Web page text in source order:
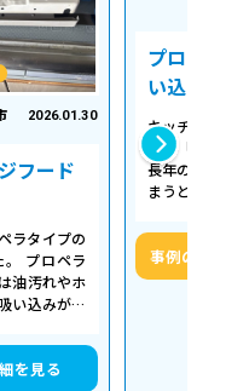
2026.01.30
フード
ラタイプの
。 プロペラ
油汚れやホ
い込みが悪
を見る
プロの
い込み
キッチン
える「シ
長年の調
まうとご
事例の詳